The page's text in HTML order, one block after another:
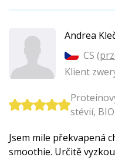
Andrea
CS (
Klient
stévií, BIO
Jsem mile překvapená
smoothie. Určitě